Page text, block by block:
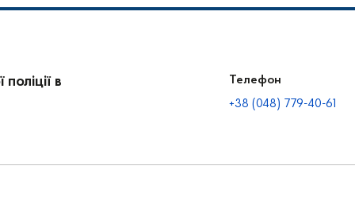
в
Телефон
+38 (048) 779-40-61